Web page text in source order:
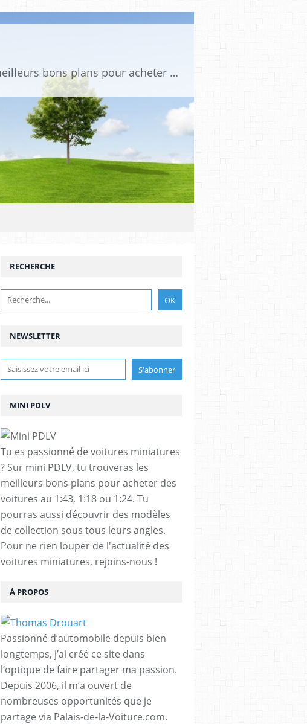
Tu es passionné de voitures miniatures ? Sur mini PDLV, tu trouveras les meilleurs bons plans pour acheter des voitures au 1:43, 1:18 ou 1:24. Tu pourras aussi découvrir des modèles de collection sous tous leurs angles. Pour ne rien louper de l'actualité des voitures miniatures, rejoins-nous !
NEWSLETTER
RECHERCHE
MINI PDLV
Tu es passionné de voitures miniatures
? Sur mini PDLV, tu trouveras les
meilleurs bons plans pour acheter des
voitures au 1:43, 1:18 ou 1:24. Tu
pourras aussi découvrir des modèles
de collection sous tous leurs angles.
Pour ne rien louper de l'actualité des
voitures miniatures, rejoins-nous !
À PROPOS
Passionné d’automobile depuis bien
longtemps, j’ai créé ce site dans
l’optique de faire partager ma passion.
Depuis 2006, il m’a ouvert de
nombreuses opportunités que je
partage via Palais-de-la-Voiture.com.